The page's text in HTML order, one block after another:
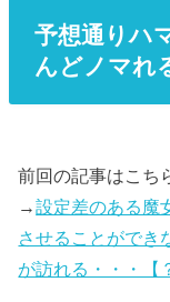
予想通りハ
んどノマれ
前回の記事はこち
→設定差のある魔
させることができ
が訪れる・・・【